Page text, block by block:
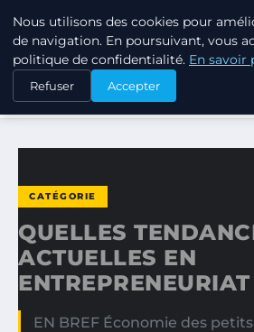
TUEZ-LES TOUS
ACCUEIL
CATÉGORIE
QUELLES TENDANCES ACTUELLES EN
CATÉGORIE
QUELLES
ACTUELLES EN
EN BREF Économie des
Nous utilisons des cookies pour
de navigation. En poursuivant, vous
politique de confidentialité. En savoir
Refuser Accepter